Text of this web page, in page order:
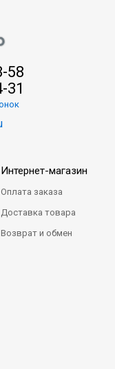
58
31
Интернет-магазин
Оплата заказа
Доставка товара
Возврат и обмен